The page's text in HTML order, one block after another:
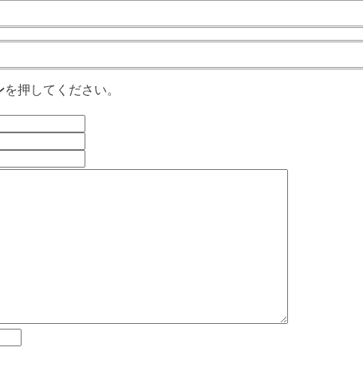
を押してください。